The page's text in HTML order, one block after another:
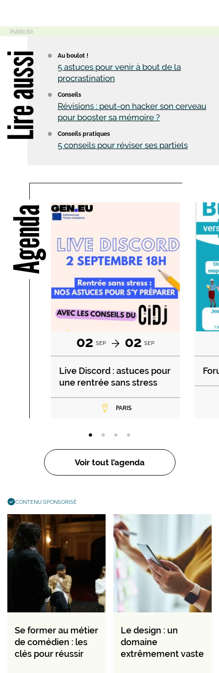
Au boulot !
5 astuces pour venir à bout de la
procrastination
Conseils
Révisions : peut-on hacker son cerveau
pour booster sa mémoire ?
Conseils pratiques
5 conseils pour réviser ses partiels
Agenda
02 SEP 02 SEP
Live Discord : astuces pour
une rentrée sans stress
PARIS
Voir tout l’agenda
CONTENU SPONSORISÉ
Se former au métier
de comédien : les
clés pour réussir
Le design : un
domaine
extrêmement vaste